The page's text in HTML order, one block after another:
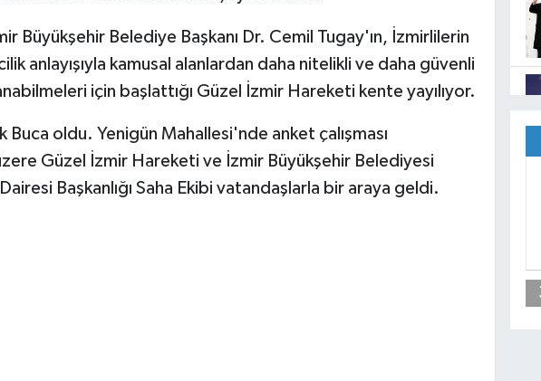
Büyükşehir Belediye Başkanı Dr. Cemil Tugay'ın, İzmirlilerin
anlayışıyla kamusal alanlardan daha nitelikli ve daha güvenli
için başlattığı Güzel İzmir Hareketi kente yayılıyor.
Buca oldu. Yenigün Mahallesi'nde anket çalışması
Güzel İzmir Hareketi ve İzmir Büyükşehir Belediyesi
Başkanlığı Saha Ekibi vatandaşlarla bir araya geldi.